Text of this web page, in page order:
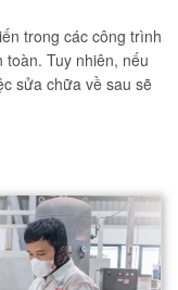
trong các công trình
Tuy nhiên, nếu
sửa chữa về sau sẽ